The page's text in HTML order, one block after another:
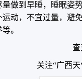
做到早睡，睡眠姿
动，不宜过量，避
。
查
关注“广西